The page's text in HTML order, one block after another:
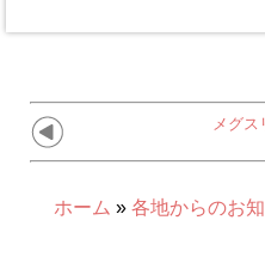
メグス
ホーム » 各地からのお